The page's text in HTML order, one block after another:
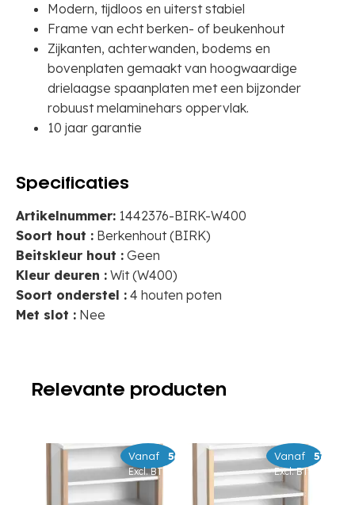
Modern, tijdloos en uiterst stabiel
Frame van echt berken- of beukenhout
Zijkanten, achterwanden, bodems en
bovenplaten gemaakt van hoogwaardige
drielaagse spaanplaten met een bijzonder
robuust melaminehars oppervlak.
10 jaar garantie
Specificaties
Artikelnummer: 1442376-BIRK-W400
Soort hout : Berkenhout (BIRK)
Beitskleur hout : Geen
Kleur deuren : Wit (W400)
Soort onderstel : 4 houten poten
Met slot : Nee
Relevante producten
Vanaf 539689
Excl. BTW
Vanaf 569
729
Excl. BTW